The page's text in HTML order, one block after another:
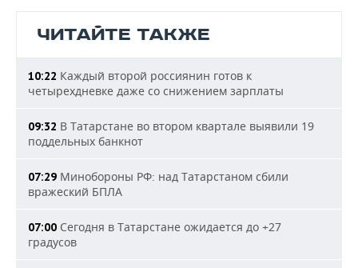
ЧИТАЙТЕ ТАКЖЕ
10:22 Каждый второй россиянин готов к
четырехдневке даже со снижением зарплаты
09:32 В Татарстане во втором квартале выявили 19
поддельных банкнот
07:29 Минобороны РФ: над Татарстаном сбили
вражеский БПЛА
07:00 Сегодня в Татарстане ожидается до +27
градусов